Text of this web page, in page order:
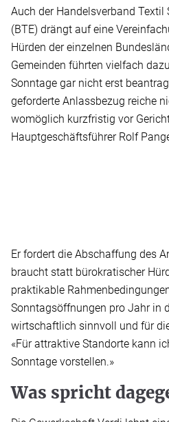
Auch der Handelsverband Textil
(BTE) drängt auf eine
Hürden der einzelnen
Gemeinden führten vielfach
Sonntage gar nicht erst
geforderte Anlassbezug reiche
womöglich kurzfristig vor
Hauptgeschäftsführer Rolf
Er fordert die Abschaffung des
braucht statt bürokratischer
praktikable
Sonntagsöffnungen pro Jahr in
wirtschaftlich sinnvoll und für
«Für attraktive Standorte kann
Sonntage vorstellen.»
Was spricht